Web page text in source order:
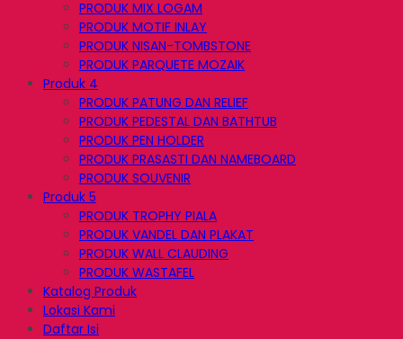
PRODUK MIX LOGAM
PRODUK MOTIF INLAY
PRODUK NISAN-TOMBSTONE
PRODUK PARQUETE MOZAIK
Produk 4
PRODUK PATUNG DAN RELIEF
PRODUK PEDESTAL DAN BATHTUB
PRODUK PEN HOLDER
PRODUK PRASASTI DAN NAMEBOARD
PRODUK SOUVENIR
Produk 5
PRODUK TROPHY PIALA
PRODUK VANDEL DAN PLAKAT
PRODUK WALL CLAUDING
PRODUK WASTAFEL
Katalog Produk
Lokasi Kami
Daftar Isi